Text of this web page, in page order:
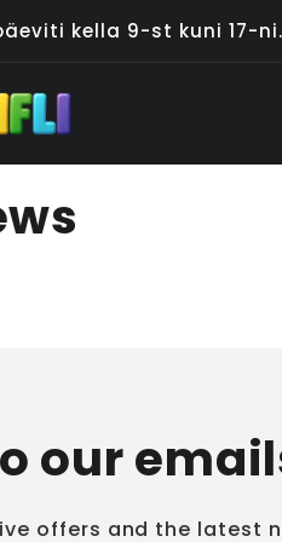
kella 9-st kuni 17-ni.
our
offers and the latest